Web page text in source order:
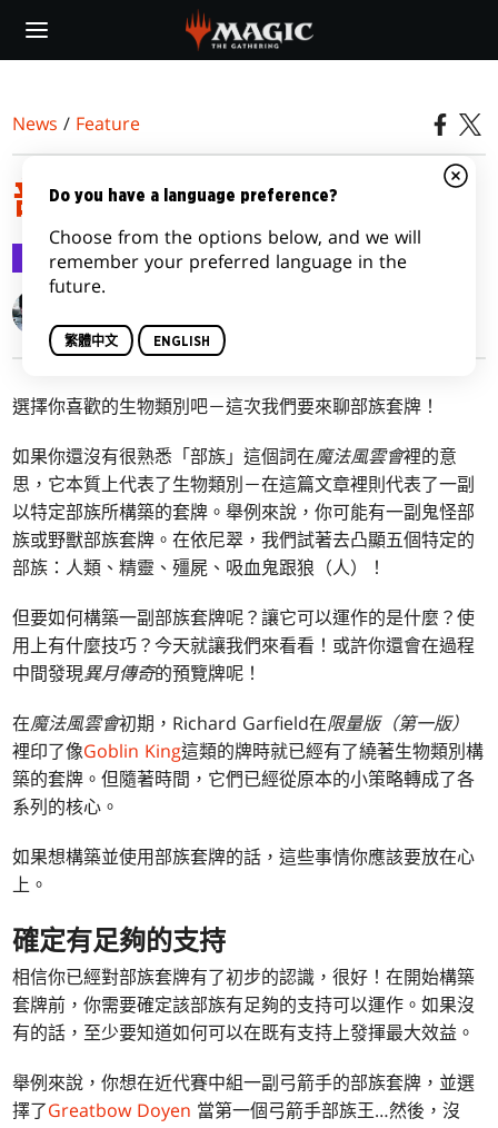
main
News / Feature
部族的問題
Feature 2016-07-07
選擇你喜歡的生物類別吧－這次我們要來聊部族套牌！
如果你還沒有很熟悉「部族」這個詞在魔法風雲會裡的意
思，它本質上代表了生物類別－在這篇文章裡則代表了一副
以特定部族所構築的套牌。舉例來說，你可能有一副鬼怪部
族或野獸部族套牌。在依尼翠，我們試著去凸顯五個特定的
部族：人類、精靈、殭屍、吸血鬼跟狼（人）！
但要如何構築一副部族套牌呢？讓它可以運作的是什麼？使
用上有什麼技巧？今天就讓我們來看看！或許你還會在過程
中間發現異月傳奇的預覽牌呢！
在魔法風雲會初期，Richard Garfield在限量版（第一版）
裡印了像Goblin King這類的牌時就已經有了繞著生物類別構
築的套牌。但隨著時間，它們已經從原本的小策略轉成了各
系列的核心。
如果想構築並使用部族套牌的話，這些事情你應該要放在心
上。
確定有足夠的支持
相信你已經對部族套牌有了初步的認識，很好！在開始構築
套牌前，你需要確定該部族有足夠的支持可以運作。如果沒
有的話，至少要知道如何可以在既有支持上發揮最大效益。
舉例來說，你想在近代賽中組一副弓箭手的部族套牌，並選
擇了Greatbow Doyen 當第一個弓箭手部族王…然後，沒
Do you have a language preference?
Choose from the options below, and we will
remember your preferred language in the
future.
繁體中文 ENGLISH